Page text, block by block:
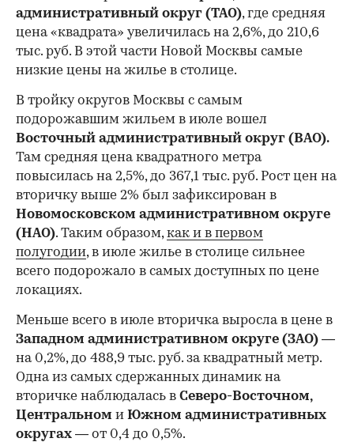
административный округ (ТАО), где средняя
цена «квадрата» увеличилась на 2,6%, до 210,6
тыс. руб. В этой части Новой Москвы самые
низкие цены на жилье в столице.
В тройку округов Москвы с самым
подорожавшим жильем в июле вошел
Восточный административный округ (ВАО).
Там средняя цена квадратного метра
повысилась на 2,5%, до 367,1 тыс. руб. Рост цен на
вторичку выше 2% был зафиксирован в
Новомосковском административном округе
(НАО). Таким образом,как и в первом
полугодии, в июле жилье в столице сильнее
всего подорожало в самых доступных по цене
локациях.
Меньше всего в июле вторичка выросла в цене в
Западном административном округе (ЗАО) —
на 0,2%, до 488,9 тыс. руб. за квадратный метр.
Одна из самых сдержанных динамик на
вторичке наблюдалась в Северо-Восточном,
Центральном и Южном административных
округах — от 0,4 до 0,5%.